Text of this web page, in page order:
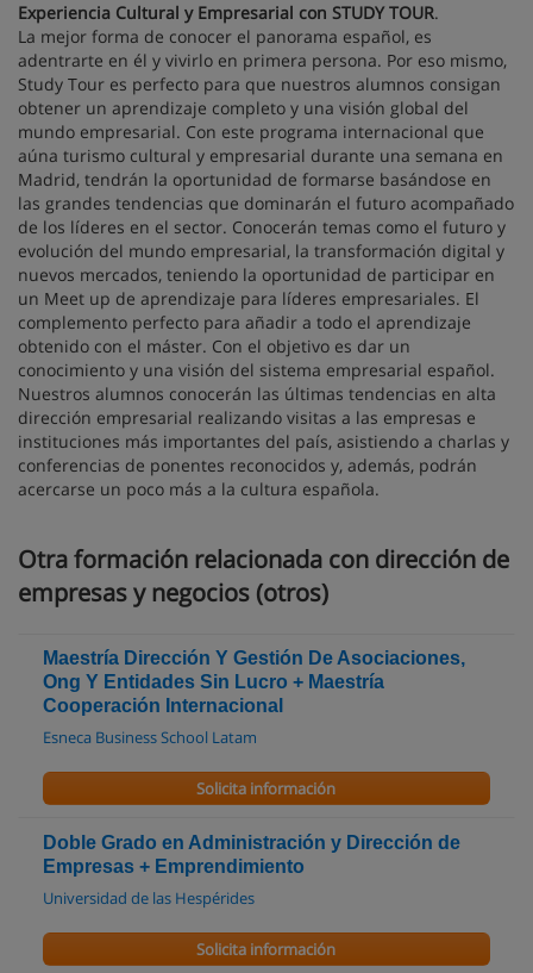
Experiencia Cultural y Empresarial con STUDY TOUR.
La mejor forma de conocer el panorama español, es
adentrarte en él y vivirlo en primera persona. Por eso mismo,
Study Tour es perfecto para que nuestros alumnos consigan
obtener un aprendizaje completo y una visión global del
mundo empresarial. Con este programa internacional que
aúna turismo cultural y empresarial durante una semana en
Madrid, tendrán la oportunidad de formarse basándose en
las grandes tendencias que dominarán el futuro acompañado
de los líderes en el sector. Conocerán temas como el futuro y
evolución del mundo empresarial, la transformación digital y
nuevos mercados, teniendo la oportunidad de participar en
un Meet up de aprendizaje para líderes empresariales. El
complemento perfecto para añadir a todo el aprendizaje
obtenido con el máster. Con el objetivo es dar un
conocimiento y una visión del sistema empresarial español.
Nuestros alumnos conocerán las últimas tendencias en alta
dirección empresarial realizando visitas a las empresas e
instituciones más importantes del país, asistiendo a charlas y
conferencias de ponentes reconocidos y, además, podrán
acercarse un poco más a la cultura española.
Otra formación relacionada con dirección de
empresas y negocios (otros)
Maestría Dirección Y Gestión De Asociaciones,
Ong Y Entidades Sin Lucro + Maestría
Cooperación Internacional
Esneca Business School Latam
Solicita información
Doble Grado en Administración y Dirección de
Empresas + Emprendimiento
Universidad de las Hespérides
Solicita información